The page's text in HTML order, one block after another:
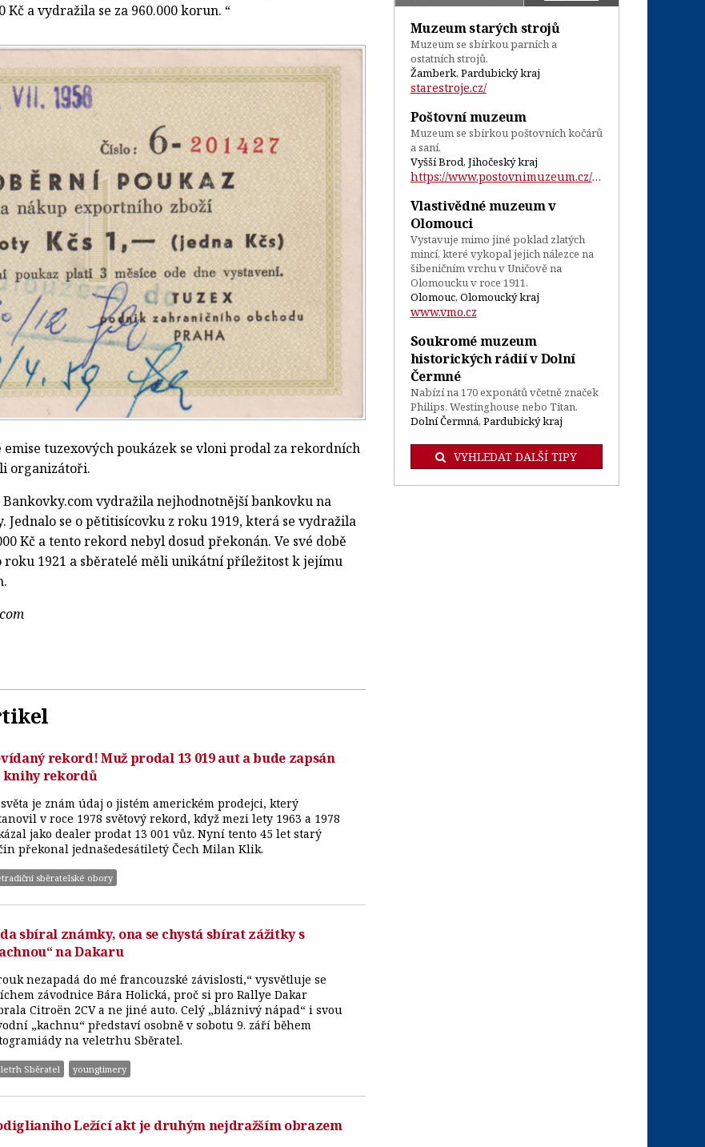
Kč a vydražila se za 960.000 korun. “
emise tuzexových poukázek se vloni prodal za rekordních
organizátoři.
Bankovky.com vydražila nejhodnotnější bankovku na
Jednalo se o pětitisícovku z roku 1919, která se vydražila
Kč a tento rekord nebyl dosud překonán. Ve své době
roku 1921 a sběratelé měli unikátní příležitost k jejímu
rekord! Muž prodal 13 019 aut a bude zapsán
knihy rekordů
světa je znám údaj o jistém americkém prodejci, který
v roce 1978 světový rekord, když mezi lety 1963 a 1978
jako dealer prodat 13 001 vůz. Nyní tento 45 let starý
překonal jednašedesátiletý Čech Milan Klik.
sběratelské obory
sbíral známky, ona se chystá sbírat zážitky s
na Dakaru
nezapadá do mé francouzské závislosti,“ vysvětluje se
závodnice Bára Holická, proč si pro Rallye Dakar
Citroën 2CV a ne jiné auto. Celý „bláznivý nápad“ i svou
„kachnu“ představí osobně v sobotu 9. září během
na veletrhu Sběratel.
Sběratel youngtimery
Ležící akt je druhým nejdražším obrazem
Muzeum starých strojů
Muzeum se sbírkou parních a
ostatních strojů.
Žamberk, Pardubický kraj
starestroje.cz/
Poštovní muzeum
Muzeum se sbírkou poštovních kočárů
a saní.
Vyšší Brod, Jihočeský kraj
https://www.postovnimuzeum.cz/cs/expozic...
Vlastivědné muzeum v
Olomouci
Vystavuje mimo jiné poklad zlatých
mincí, které vykopal jejich nálezce na
šibeničním vrchu v Uničově na
Olomoucku v roce 1911.
Olomouc, Olomoucký kraj
www.vmo.cz
Soukromé muzeum
historických rádií v Dolní
Čermné
Nabízí na 170 exponátů včetně značek
Philips, Westinghouse nebo Titan.
Dolní Čermná, Pardubický kraj
VYHLEDAT DALŠÍ TIPY